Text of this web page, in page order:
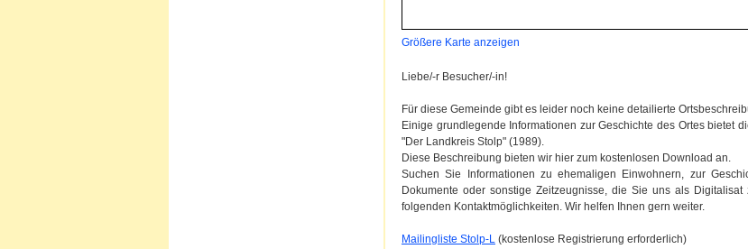
Größere Karte anzeigen
Liebe/-r Besucher/-in!
Für diese Gemeinde gibt es leider noch keine detailierte
Einige grundlegende Informationen zur Geschichte des Ortes bietet
"Der Landkreis Stolp" (1989).
Diese Beschreibung bieten wir hier zum kostenlosen Download an.
Suchen Sie Informationen zu ehemaligen Einwohnern, zur
Dokumente oder sonstige Zeitzeugnisse, die Sie uns als
folgenden Kontaktmöglichkeiten. Wir helfen Ihnen gern weiter.
Mailingliste Stolp-L (kostenlose Registrierung erforderlich)